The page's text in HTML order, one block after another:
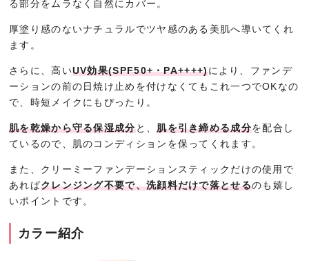
る部分をムラなく自然にカバー。
厚塗り感のないナチュラルでツヤ感のある美肌へ導いてくれ
ます。
さらに、高いUV効果(SPF50+・PA++++)により、ファンデ
ーションの前の日焼け止めを付けなくてもこれ一つでOKなの
で、時短メイクにもぴったり。
肌を乾燥から守る保湿成分と、肌を引き締める成分を配合し
ているので、肌のコンディションを保ってくれます。
また、クリーミーファンデーションスティックだけの使用で
あればクレンジング不要で、洗顔料だけで落とせるのも嬉し
いポイントです。
カラー紹介